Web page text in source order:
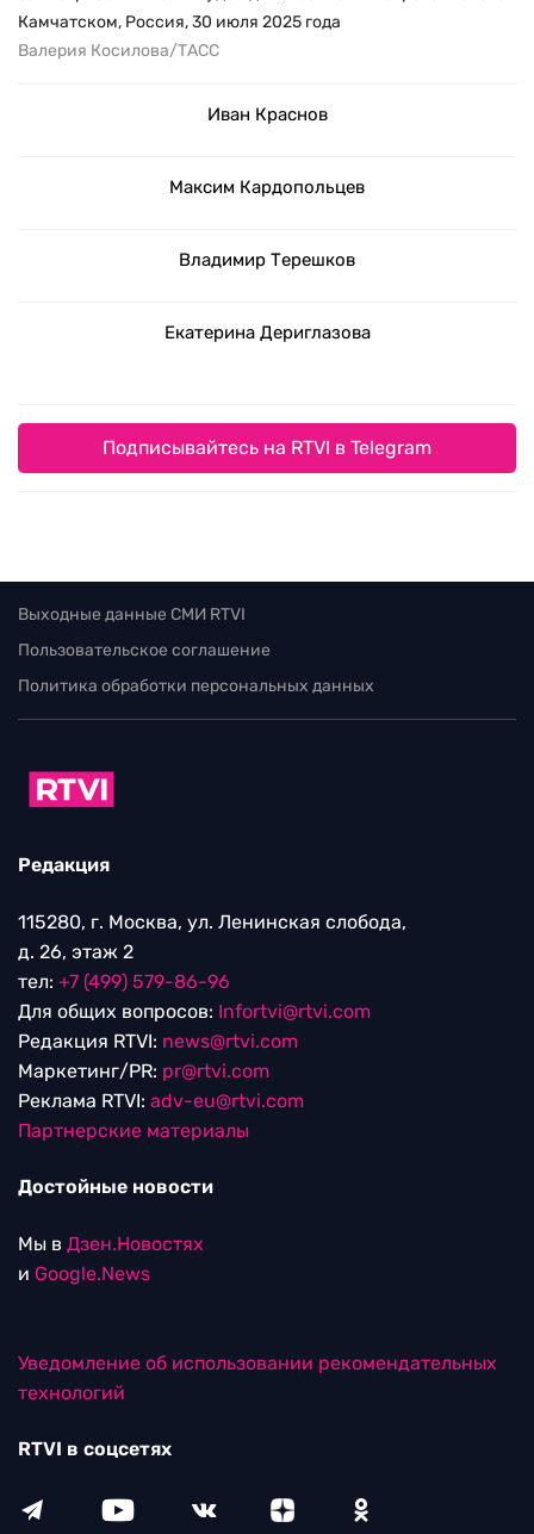
Камчатском, Россия, 30 июля 2025 года
Валерия Косилова/ТАСС
Иван Краснов
Максим Кардопольцев
Владимир Терешков
Екатерина Дериглазова
Подписывайтесь на RTVI в Telegram
Выходные данные СМИ RTVI
Пользовательское соглашение
Политика обработки персональных данных
Редакция
115280, г. Москва, ул. Ленинская слобода,
д. 26, этаж 2
тел: +7 (499) 579-86-96
Для общих вопросов: Infortvi@rtvi.com
Редакция RTVI: news@rtvi.com
Маркетинг/PR: pr@rtvi.com
Реклама RTVI: adv-eu@rtvi.com
Партнерские материалы
Достойные новости
Мы в Дзен.Новостях
и Google.News
Уведомление об использовании рекомендательных
технологий
RTVI в соцсетях